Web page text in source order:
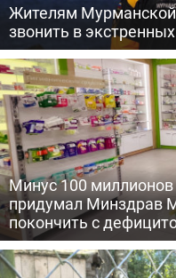
Жителям Мурманской
звонить в
Минус 100
придумал Минздрав
покончить с